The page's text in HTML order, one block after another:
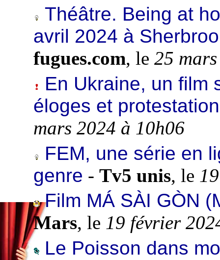
Théâtre. Being at
avril 2024 à
fugues.com, le 25
En Ukraine, un film
éloges et
mars 2024 à 10h06
FEM, une série en
genre - Tv5 unis, le
Film MÁ SÀI GÒN
Mars, le 19 février
Le Poisson dans